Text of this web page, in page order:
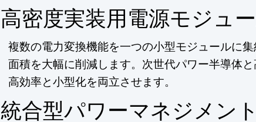
高密度実装用電源モジュ
複数の電力変換機能を一つの小型モジュールに
面積を大幅に削減します。次世代パワー半導体と
高効率と小型化を両立させます。
統合型パワーマネジメン